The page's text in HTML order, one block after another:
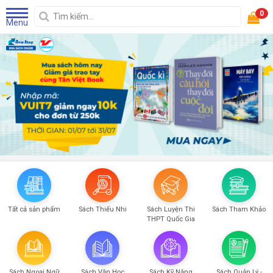
Menu
0
Tất cả sản phẩm Sách Thiếu Nhi
Sách Luyện Thi
THPT Quốc Gia
Sách Tham Khảo